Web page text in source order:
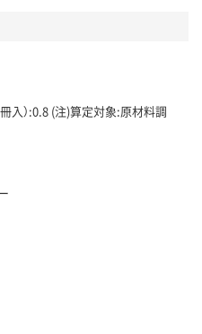
入）:0.8 (注)算定対象:原材料調